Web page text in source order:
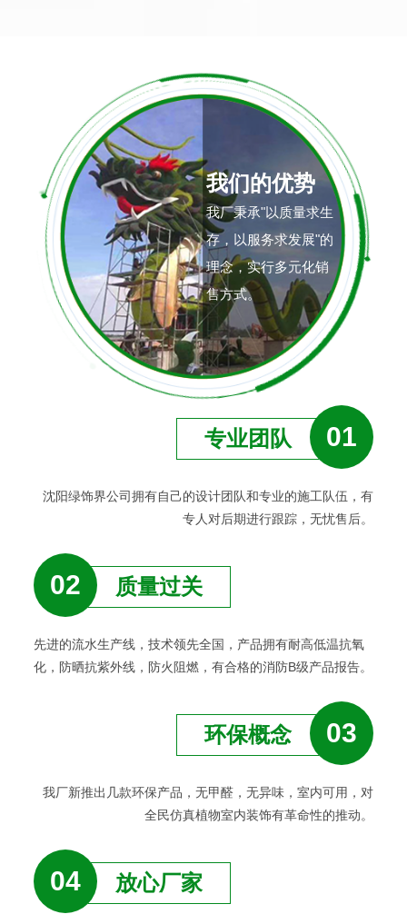
我们的优势
我厂秉承"以质量求生
存，以服务求发展"的
理念，实行多元化销
售方式。
01
专业团队
沈阳绿饰界公司拥有自己的设计团队和专业的施工队伍，有
专人对后期进行跟踪，无忧售后。
02 质量过关
先进的流水生产线，技术领先全国，产品拥有耐高低温抗氧
化，防晒抗紫外线，防火阻燃，有合格的消防B级产品报告。
03
环保概念
我厂新推出几款环保产品，无甲醛，无异味，室内可用，对
全民仿真植物室内装饰有革命性的推动。
04 放心厂家